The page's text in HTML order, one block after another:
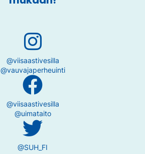
@viisaastivesilla
@vauvajaperheuinti
@viisaastivesilla
@uimataito
@SUH_FI